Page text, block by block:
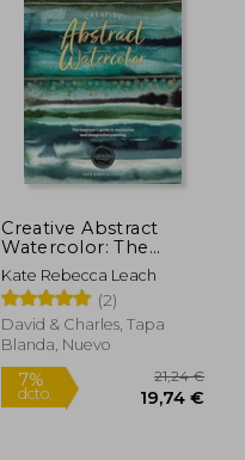
5%
Creative Abstract
Watercolor: The
Beginner's Guide to
Expressive and
Imaginative Painting
(en Inglés)
Kate Rebecca Leach
(2)
David & Charles, Tapa
Blanda, Nuevo